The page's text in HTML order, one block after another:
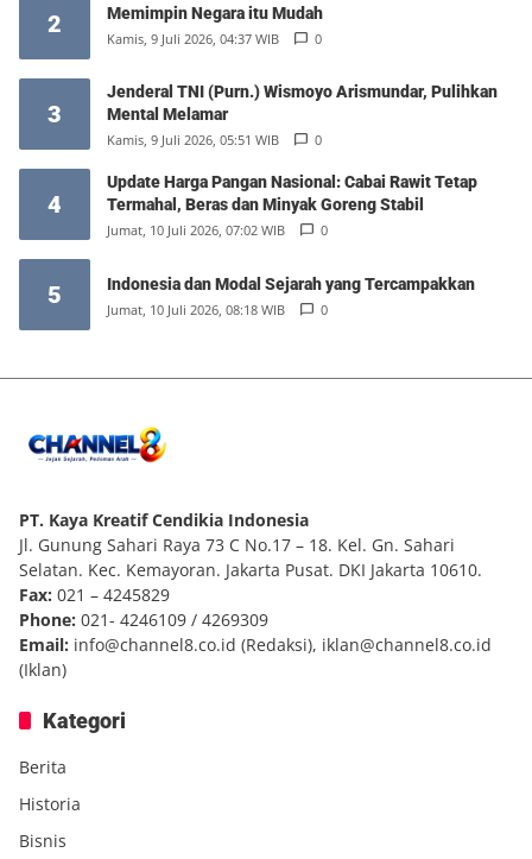
2 Memimpin Negara itu Mudah
Kamis, 9 Juli 2026, 04:37 WIB 0
3
Jenderal TNI (Purn.) Wismoyo Arismundar, Pulihkan
Mental Melamar
Kamis, 9 Juli 2026, 05:51 WIB 0
4
Update Harga Pangan Nasional: Cabai Rawit Tetap
Termahal, Beras dan Minyak Goreng Stabil
Jumat, 10 Juli 2026, 07:02 WIB 0
5 Indonesia dan Modal Sejarah yang Tercampakkan
Jumat, 10 Juli 2026, 08:18 WIB 0
PT. Kaya Kreatif Cendikia Indonesia
Jl. Gunung Sahari Raya 73 C No.17 – 18. Kel. Gn. Sahari
Selatan. Kec. Kemayoran. Jakarta Pusat. DKI Jakarta 10610.
Fax: 021 – 4245829
Phone: 021- 4246109 / 4269309
Email: info@channel8.co.id (Redaksi), iklan@channel8.co.id
(Iklan)
Kategori
Berita
Historia
Bisnis